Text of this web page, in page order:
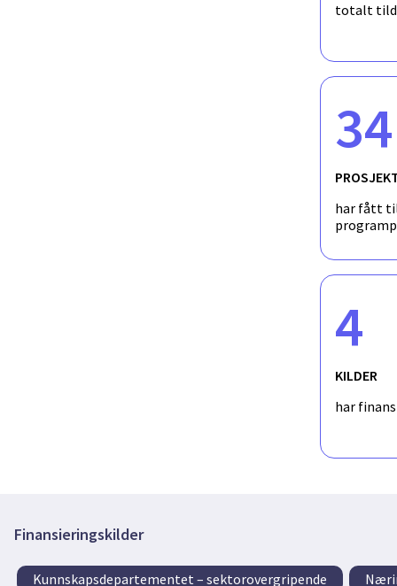
totalt
34
har fått
4
KILDER
har
Finansieringskilder
Kunnskapsdepartementet – sektorovergripende